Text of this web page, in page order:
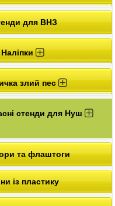
для ВНЗ
Наліпки
злий пес
стенди для Нуш
та флаштоги
із пластику